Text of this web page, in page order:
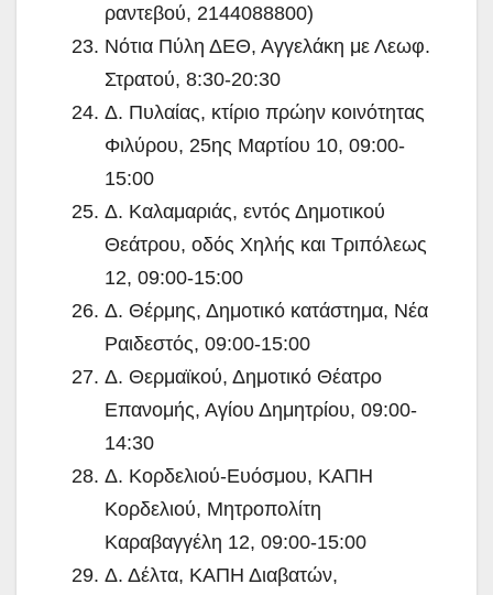
ραντεβού, 2144088800)
Νότια Πύλη ΔΕΘ, Αγγελάκη με Λεωφ.
Στρατού, 8:30-20:30
Δ. Πυλαίας, κτίριο πρώην κοινότητας
Φιλύρου, 25ης Μαρτίου 10, 09:00-
15:00
Δ. Καλαμαριάς, εντός Δημοτικού
Θεάτρου, οδός Χηλής και Τριπόλεως
12, 09:00-15:00
Δ. Θέρμης, Δημοτικό κατάστημα, Νέα
Ραιδεστός, 09:00-15:00
Δ. Θερμαϊκού, Δημοτικό Θέατρο
Επανομής, Αγίου Δημητρίου, 09:00-
14:30
Δ. Κορδελιού-Ευόσμου, ΚΑΠΗ
Κορδελιού, Μητροπολίτη
Καραβαγγέλη 12, 09:00-15:00
Δ. Δέλτα, ΚΑΠΗ Διαβατών,